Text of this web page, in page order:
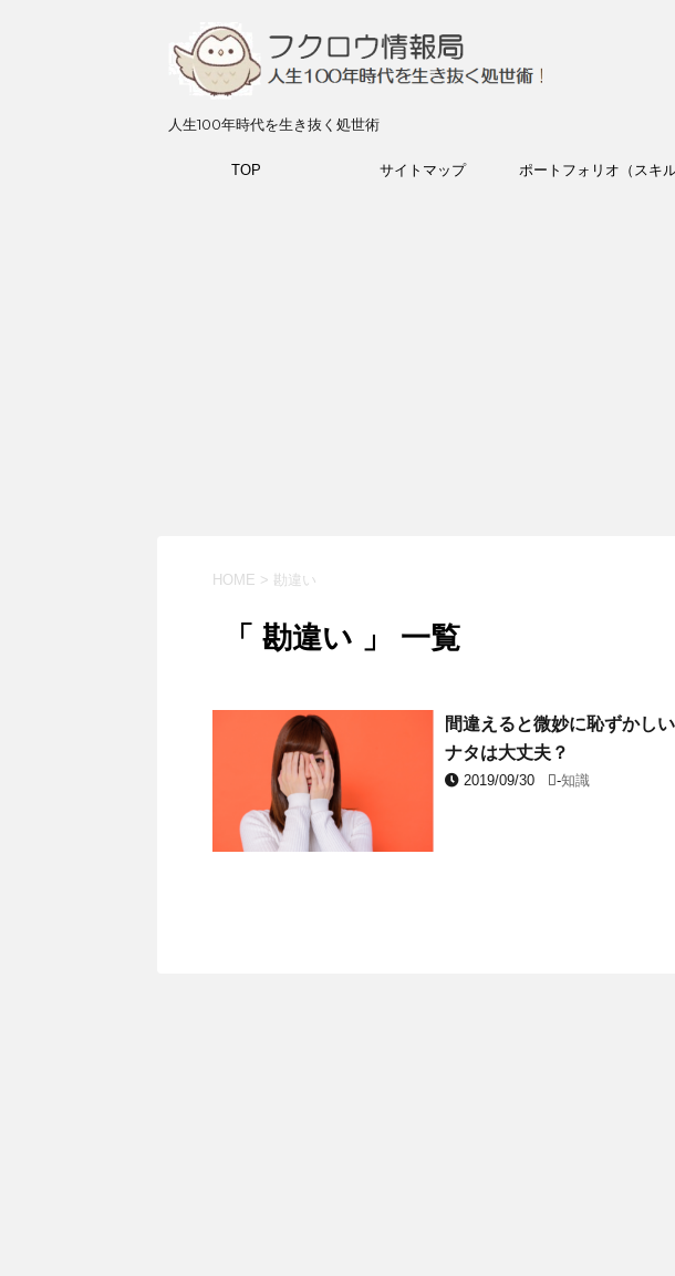
人生100年時代を生き抜く処世術
TOP サイトマップ ポートフォリオ（スキ
HOME > 勘違い
「 勘違い 」 一覧
間違えると微妙に恥ずかし
ナタは大丈夫？
2019/09/30 -知識